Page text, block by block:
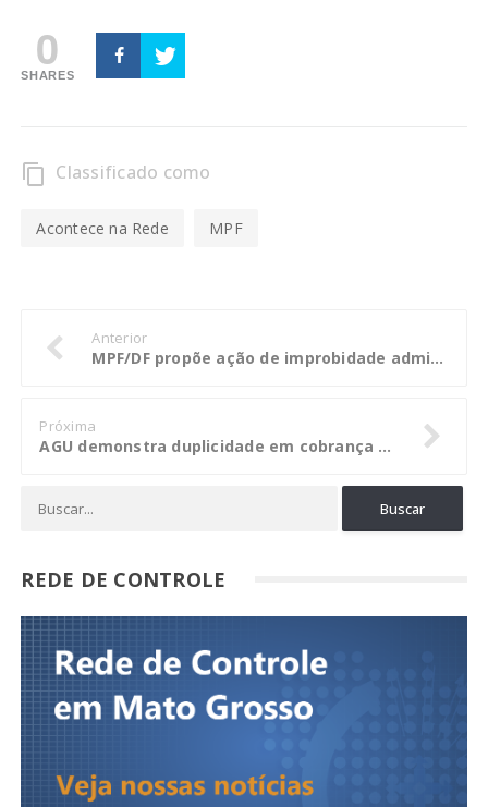
0
SHARES
content_copy Classificado como
Acontece na Rede MPF
Anterior
MPF/DF propõe ação de improbidade administrativa contra governador de Minas Gerais
Próxima
AGU demonstra duplicidade em cobrança de valores do Fundef feita por município de PE
REDE DE CONTROLE